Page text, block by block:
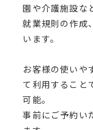
園や介護施設な
就業規則の作成
います。
お客様の使いや
て利用すること
可能。
事前にご予約い